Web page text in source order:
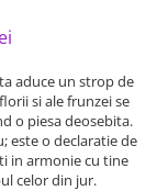
aduce un strop de
si ale frunzei se
o piesa deosebita.
este o declaratie de
in armonie cu tine
celor din jur.